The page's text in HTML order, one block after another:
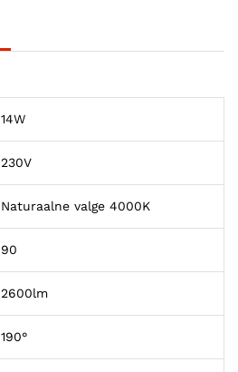
14W
230V
Naturaalne valge 4000K
90
2600lm
190°